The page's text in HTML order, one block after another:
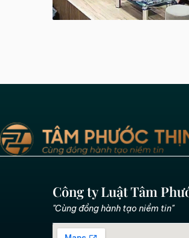
Công ty Luật Tâm
"Cùng đồng hành tạo niềm tin"